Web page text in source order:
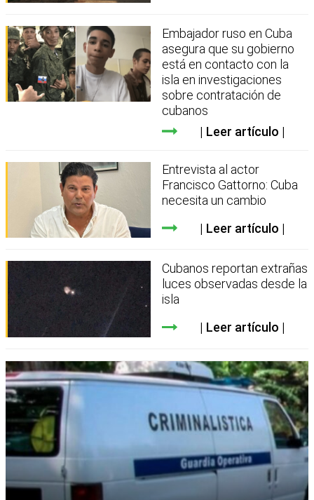
Embajador ruso en Cuba
asegura que su gobierno
está en contacto con la
isla en investigaciones
sobre contratación de
cubanos
Leer artículo
Entrevista al actor
Francisco Gattorno: Cuba
necesita un cambio
Leer artículo
Cubanos reportan extrañas
luces observadas desde la
isla
Leer artículo